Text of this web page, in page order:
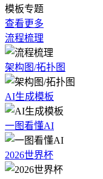
模板专题
查看更多
流程梳理
架构图/拓扑图
AI生成模板
一图看懂AI
2026世界杯